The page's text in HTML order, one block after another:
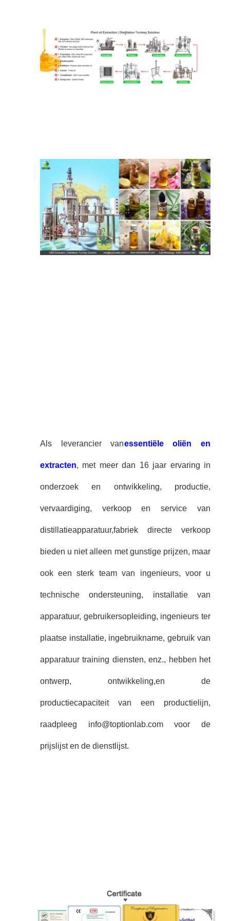
Als leverancier vanessentiële oliën en
extracten, met meer dan 16 jaar ervaring in
onderzoek en ontwikkeling, productie,
vervaardiging, verkoop en service van
distillatieapparatuur,fabriek directe verkoop
bieden u niet alleen met gunstige prijzen, maar
ook een sterk team van ingenieurs, voor u
technische ondersteuning, installatie van
apparatuur, gebruikersopleiding, ingenieurs ter
plaatse installatie, ingebruikname, gebruik van
apparatuur training diensten, enz., hebben het
ontwerp, ontwikkeling,en de
productiecapaciteit van een productielijn,
raadpleeg info@toptionlab.com voor de
prijslijst en de dienstlijst.